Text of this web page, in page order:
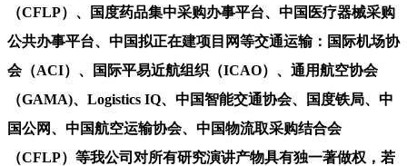
（CFLP）、国度药品集中采购办事平台、中国医疗器械采购
公共办事平台、中国拟正在建项目网等交通运输：国际机场协
会（ACI）、国际平易近航组织（ICAO）、通用航空协会
（GAMA)、Logistics IQ、中国智能交通协会、国度铁局、中
国公网、中国航空运输协会、中国物流取采购结合会
（CFLP）等我公司对所有研究演讲产物具有独一著做权，若